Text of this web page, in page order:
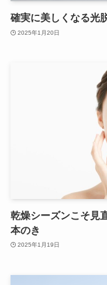
確実に美しくなる光
2025年1月20日
乾燥シーズンこそ見
本のき
2025年1月19日